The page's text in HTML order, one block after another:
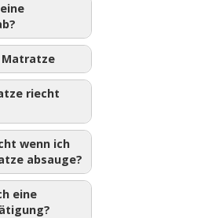
Matratze
riecht
wenn ich
absauge?
eine